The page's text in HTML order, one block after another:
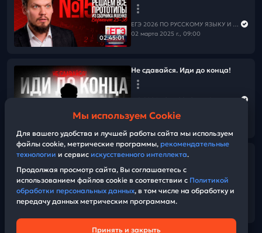
02:45:01
ЕГЭ 2026 ПО РУССКОМУ ЯЗЫКУ И МАТЕМАТИКЕ
02 марта 2025 г., 09:00
Не сдавайся. Иди до конца!
02:37:22
Разбор всех заданий №5 из
(50 вариантов).
Мы используем Cookie
Для вашего удобства и лучшей работы сайта мы используем
файлы cookie, метрические программы, рекомендательные
технологии и сервис искусственного интеллекта.
Продолжая просмотр сайта, Вы соглашаетесь с
использованием файлов cookie в соответствии с Политикой
обработки персональных данных, в том числе на обработку и
передачу данных метрическим программам.
Принять и закрыть